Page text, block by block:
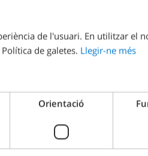
de l'usuari. En utilitzar el
de galetes. Llegir-ne més
Orientació